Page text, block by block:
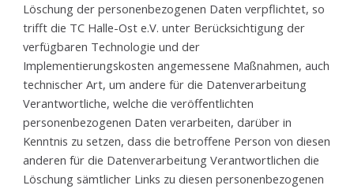
Löschung der personenbezogenen Daten verpflichtet, so
trifft die TC Halle-Ost e.V. unter Berücksichtigung der
verfügbaren Technologie und der
Implementierungskosten angemessene Maßnahmen, auch
technischer Art, um andere für die Datenverarbeitung
Verantwortliche, welche die veröffentlichten
personenbezogenen Daten verarbeiten, darüber in
Kenntnis zu setzen, dass die betroffene Person von diesen
anderen für die Datenverarbeitung Verantwortlichen die
Löschung sämtlicher Links zu diesen personenbezogenen